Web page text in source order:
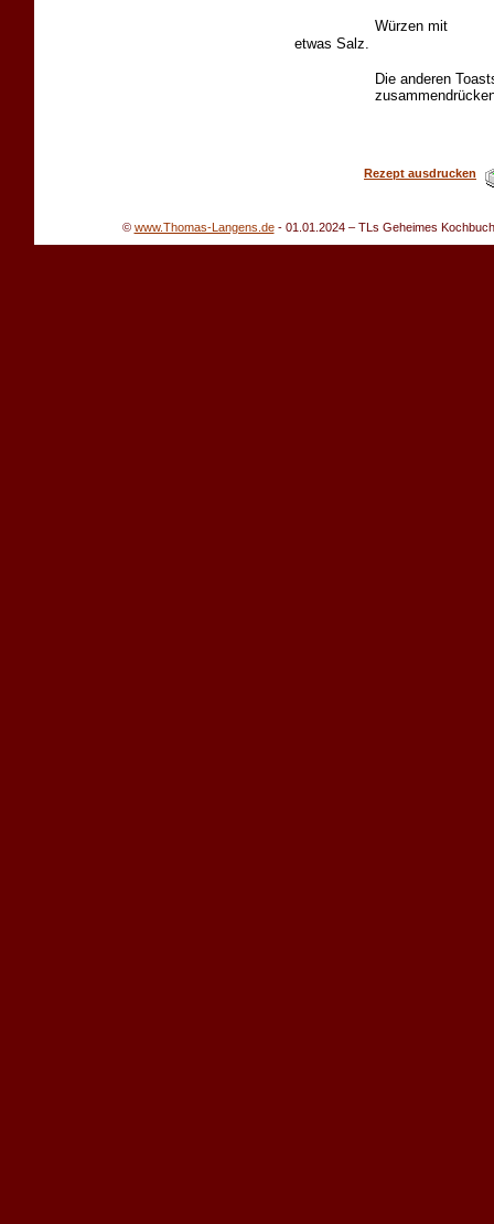
Würzen mit
etwas Salz.
Die anderen
Rezept ausdrucken
© www.Thomas-Langens.de- 01.01.2024– TLs Geheimes